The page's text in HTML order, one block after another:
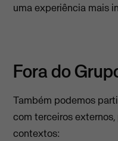
uma experiência mais
Fora do
Também podemos
com terceiros
contextos: